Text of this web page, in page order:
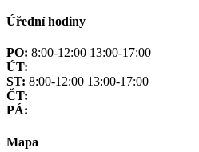
Úřední hodiny
PO: 8:00-12:00 13:00-17:00
ÚT:
ST: 8:00-12:00 13:00-17:00
ČT:
PÁ:
Mapa